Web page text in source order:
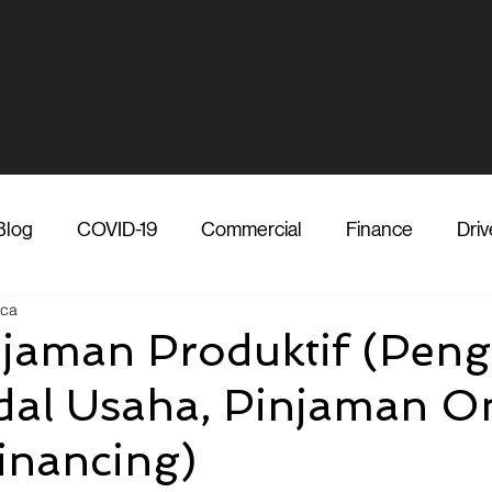
COVID-19 Commercial Finance
Vendor Shipper Media COVID-19
Produktif
Usaha, Pinjaman